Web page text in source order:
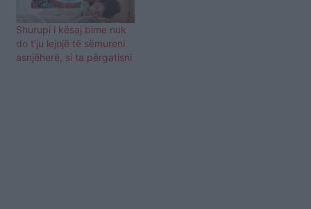
Shurupi i kësaj bime nuk
do t’ju lejojë të sëmureni
asnjëherë, si ta përgatisni